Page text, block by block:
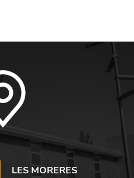
LES MORERES